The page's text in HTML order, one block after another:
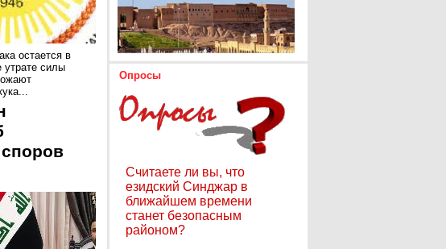
остается в
утрате силы
Опросы
Считаете ли вы, что
езидский Синджар в
ближайшем времени
станет безопасным
районом?